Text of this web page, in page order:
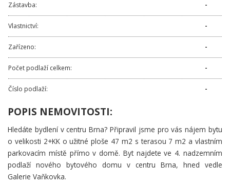
Zástavba: -
Vlastnictví: -
Zařízeno: -
Počet podlaží celkem: -
Číslo podlaží: -
POPIS NEMOVITOSTI:
Hledáte bydlení v centru Brna? Připravil jsme pro vás nájem bytu
o velikosti 2+KK o užitné ploše 47 m2 s terasou 7 m2 a vlastním
parkovacím místě přímo v domě. Byt najdete ve 4. nadzemním
podlaží nového bytového domu v centru Brna, hned vedle
Galerie Vaňkovka.